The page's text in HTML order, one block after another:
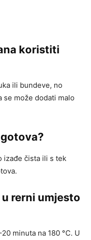
koristiti
ili bundeve, no
se može dodati malo
izađe čista ili s tek
rerni umjesto
minuta na 180 °C. U